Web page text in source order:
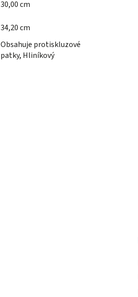
30,00 cm
34,20 cm
Obsahuje protiskluzové
patky, Hliníkový